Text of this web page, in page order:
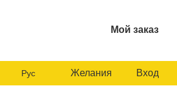
Мой заказ
Рус Желания Вход